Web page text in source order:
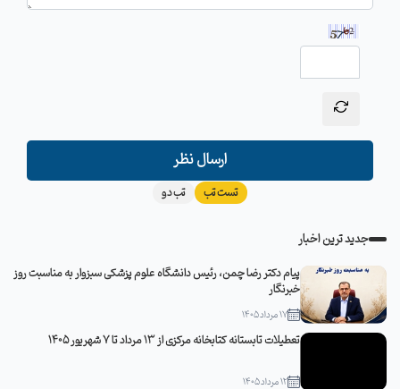
ارسال نظر
تست تب تب دو
جدید ترین اخبار
پیام دکتر رضا چمن، رئیس دانشگاه علوم پزشکی سبزوار به مناسبت روز
خبرنگار
17 مرداد 1405
تعطیلات تابستانه کتابخانه مرکزی از 13 مرداد تا 7 شهریور 1405
12 مرداد 1405